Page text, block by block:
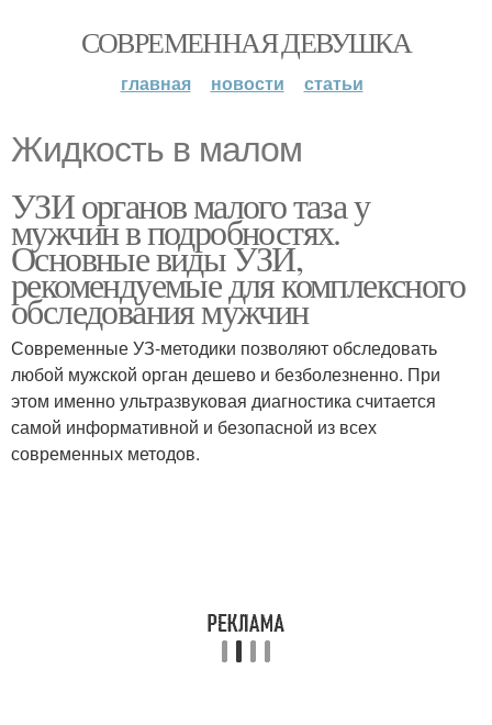
СОВРЕМЕННАЯ ДЕВУШКА
главная новости статьи
Жидкость в малом
УЗИ органов малого таза у
мужчин в подробностях.
Основные виды УЗИ,
рекомендуемые для комплексного
обследования мужчин
Современные УЗ-методики позволяют обследовать
любой мужской орган дешево и безболезненно. При
этом именно ультразвуковая диагностика считается
самой информативной и безопасной из всех
современных методов.